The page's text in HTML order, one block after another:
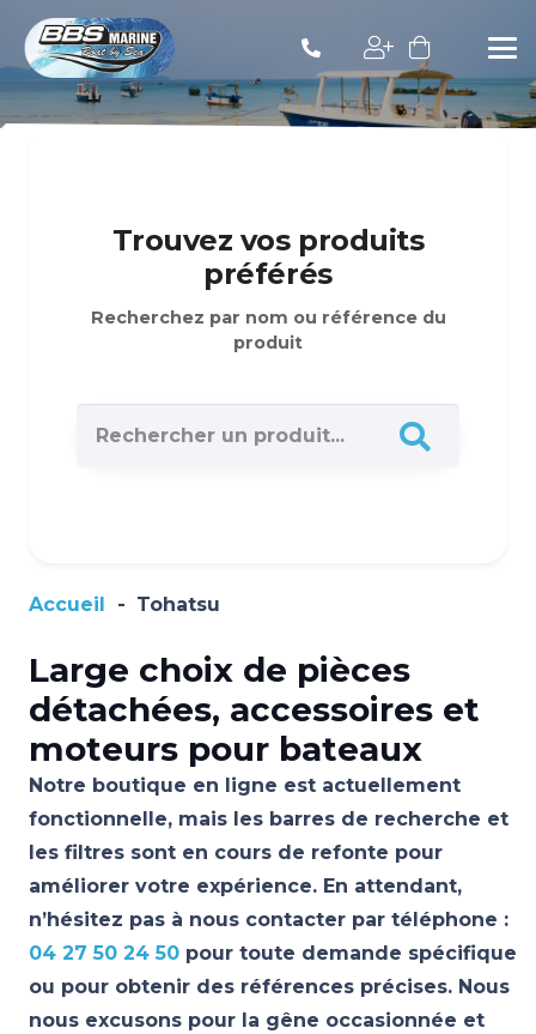
Trouvez vos produits
préférés
Recherchez par nom ou référence du
produit
Accueil - Tohatsu
Large choix de pièces
détachées, accessoires et
moteurs pour bateaux
Notre boutique en ligne est actuellement
fonctionnelle, mais les barres de recherche et
les filtres sont en cours de refonte pour
améliorer votre expérience. En attendant,
n’hésitez pas à nous contacter par téléphone :
04 27 50 24 50 pour toute demande spécifique
ou pour obtenir des références précises. Nous
nous excusons pour la gêne occasionnée et